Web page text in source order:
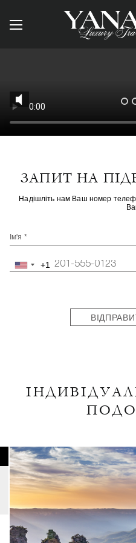
ЗАПИТ НА
Надішліть нам Ваш номер
Ім'я *
United+1